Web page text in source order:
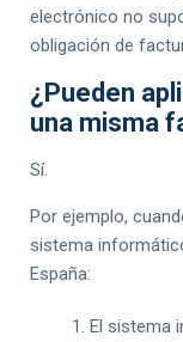
electrónico no
obligación de
¿Pueden
una misma
Sí.
Por ejemplo,
sistema
España:
El sistema